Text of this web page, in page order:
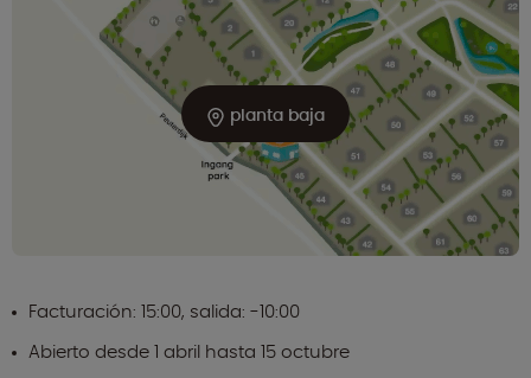
planta baja
Facturación: 15:00, salida: -10:00
Abierto desde 1 abril hasta 15 octubre